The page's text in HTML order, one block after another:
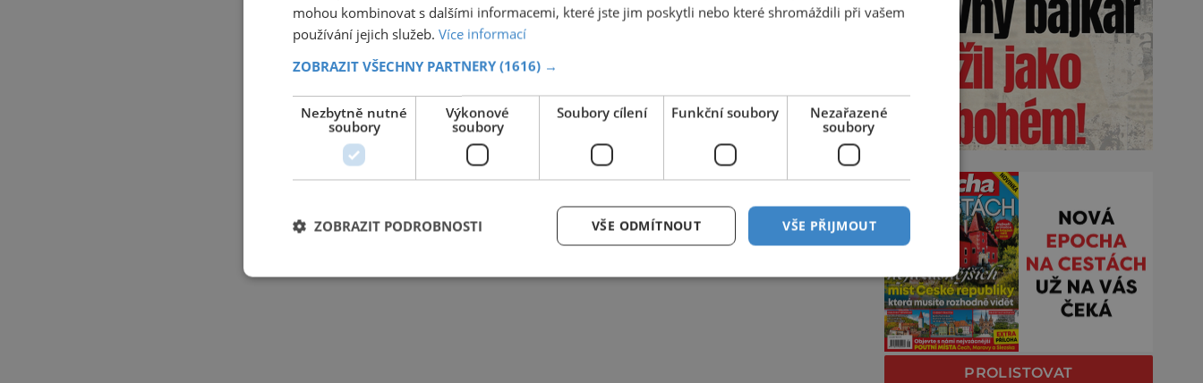
PROLISTOVAT
mohou kombinovat s dalšími informacemi, které jste jim poskytli nebo které shromáždili při vašem
používání jejich služeb. Více informací
ZOBRAZIT VŠECHNY PARTNERY (1616) →
Nezbytně nutné
soubory
Výkonové
soubory
Soubory cílení Funkční soubory
Nezařazené
soubory
VŠE PŘIJMOUT
VŠE ODMÍTNOUT
ZOBRAZIT PODROBNOSTI